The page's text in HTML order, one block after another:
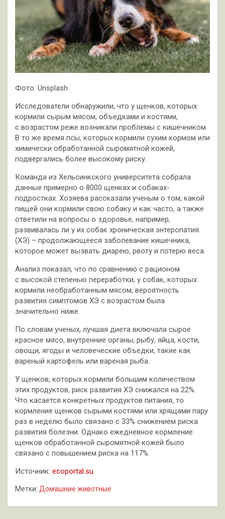
Фото: Unsplash.
Исследователи обнаружили, что у щенков, которых
кормили сырым мясом, объедками и костями,
с возрастом реже возникали проблемы с кишечником.
В то же время псы, которых кормили сухим кормом или
химически обработанной сыромятной кожей,
подвергались более высокому риску.
Команда из Хельсинкского университета собрала
данные примерно о 8000 щенках и собаках-
подростках. Хозяева рассказали ученым о том, какой
пищей они кормили свою собаку и как часто, а также
ответили на вопросы о здоровье, например,
развивалась ли у их собак хроническая энтеропатия
(ХЭ) – продолжающееся заболевание кишечника,
которое может вызвать диарею, рвоту и потерю веса.
Анализ показал, что по сравнению с рационом
с высокой степенью переработки, у собак, которых
кормили необработанным мясом, вероятность
развития симптомов ХЭ с возрастом была
значительно ниже.
По словам ученых, лучшая диета включала сырое
красное мясо, внутренние органы, рыбу, яйца, кости,
овощи, ягоды и человеческие объедки, такие как
вареный картофель или вареная рыба.
У щенков, которых кормили большим количеством
этих продуктов, риск развития ХЭ снижался на 22%.
Что касается конкретных продуктов питания, то
кормление щенков сырыми костями или хрящами пару
раз в неделю было связано с 33% снижением риска
развития болезни. Однако ежедневное кормление
щенков обработанной сыромятной кожей было
связано с повышением риска на 117%.
Источник: ecoportal.su
Метки: Домашние животные